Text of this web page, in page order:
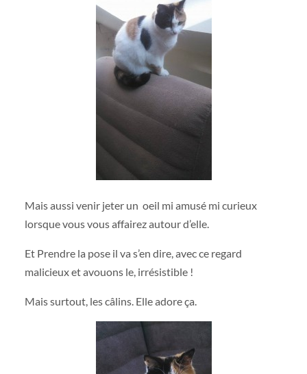
Mais aussi venir jeter un oeil mi amusé mi curieux
lorsque vous vous affairez autour d’elle.
Et Prendre la pose il va s’en dire, avec ce regard
malicieux et avouons le, irrésistible !
Mais surtout, les câlins. Elle adore ça.